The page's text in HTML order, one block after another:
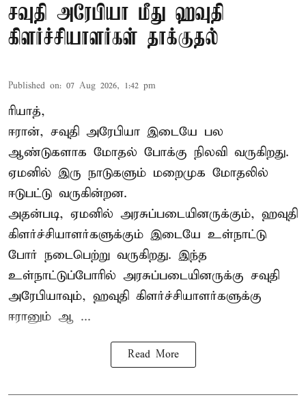
சவுதி அரேபியா மீது ஹவுதி
கிளர்ச்சியாளர்கள் தாக்குதல்
Published on: 07 Aug 2026, 1:42 pm
ரியாத்,
ஈரான், சவுதி அரேபியா இடையே பல
ஆண்டுகளாக மோதல் போக்கு நிலவி வருகிறது.
ஏமனில் இரு நாடுகளும் மறைமுக மோதலில்
ஈடுபட்டு வருகின்றன.
அதன்படி, ஏமனில் அரசுப்படையினருக்கும், ஹவுதி
கிளர்ச்சியாளர்களுக்கும் இடையே உள்நாட்டு
போர் நடைபெற்று வருகிறது. இந்த
உள்நாட்டுப்போரில் அரசுப்படையினருக்கு சவுதி
அரேபியாவும், ஹவுதி கிளர்ச்சியாளர்களுக்கு
ஈரானும் ஆ ...
Read More